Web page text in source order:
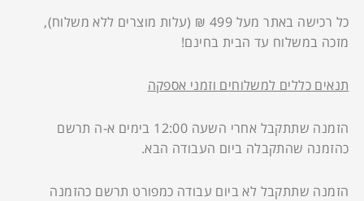
כל רכישה באתר מעל 499 ₪ (עלות מוצרים ללא משלוח),
מזכה במשלוח עד הבית בחינם!
תנאים כללים למשלוחים וזמני אספקה
הזמנה שתתקבל אחרי השעה 12:00 בימים א-ה תרשם
כהזמנה שהתקבלה ביום העבודה הבא.
הזמנה שתתקבל לא ביום עבודה כמפורט תרשם כהזמנה